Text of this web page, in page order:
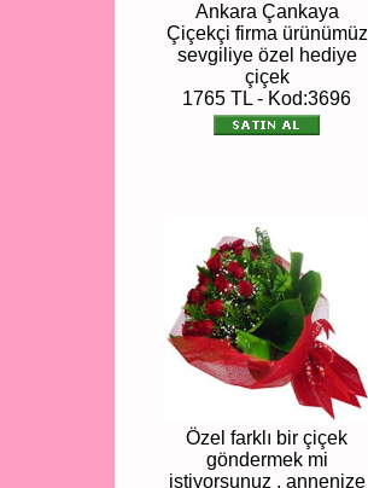
Ankara Çankaya
Çiçekçi firma ürünümüz
sevgiliye özel hediye
çiçek
1765 TL - Kod:3696
Özel farklı bir çiçek
göndermek mi
istiyorsunuz , annenize